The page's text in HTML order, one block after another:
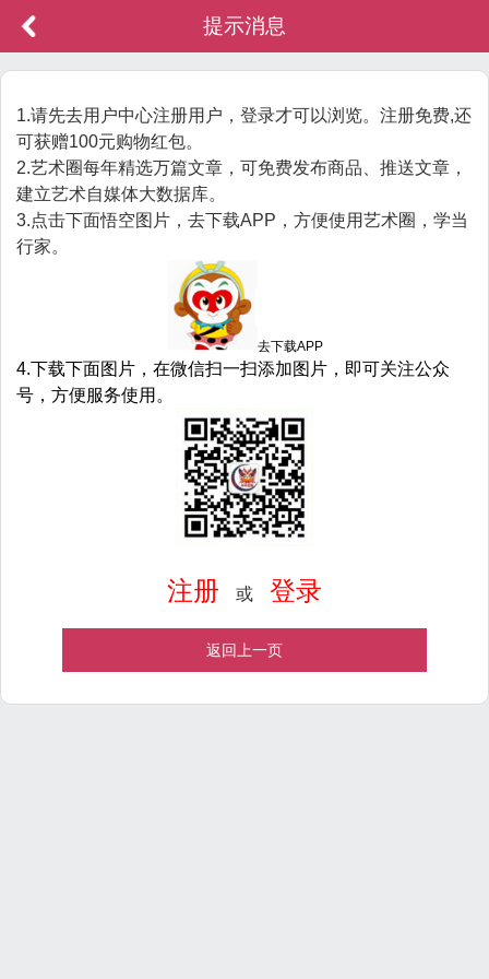
提示消息
1.请先去用户中心注册用户，登录才可以浏览。注册免费,还
可获赠100元购物红包。
2.艺术圈每年精选万篇文章，可免费发布商品、推送文章，
建立艺术自媒体大数据库。
3.点击下面悟空图片，去下载APP，方便使用艺术圈，学当
行家。
去下载APP
4.下载下面图片，在微信扫一扫添加图片，即可关注公众
号，方便服务使用。
注册 或 登录
返回上一页